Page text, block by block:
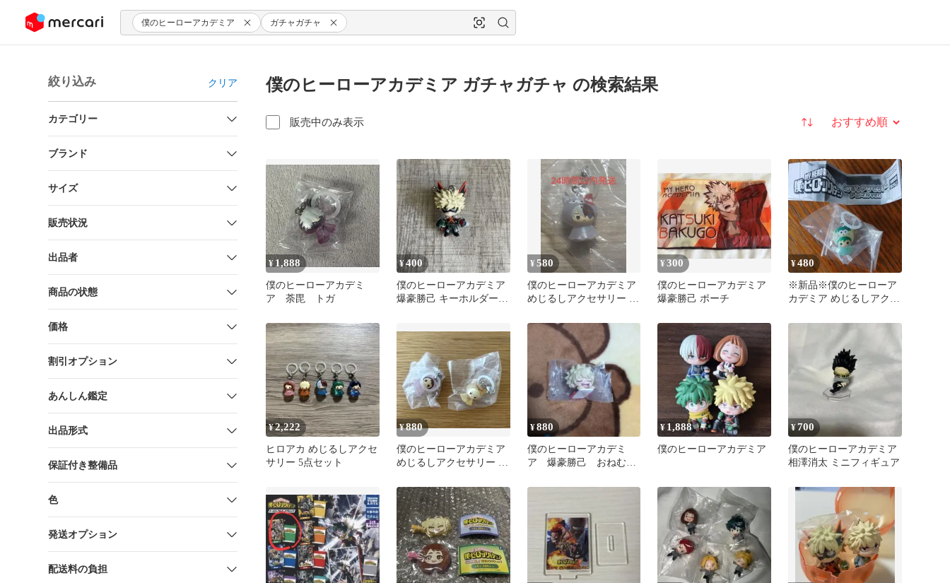
ツにスキップ 僕のヒーローアカデミア ガチャガチャ
絞り込み クリア
カテゴリー
ブランド
サイズ
販売状況
出品者
商品の状態
価格
割引オプション
あんしん鑑定
出品形式
保証付き整備品
色
発送オプション
配送料の負担
僕のヒーローアカデミア ガチャガチャ の検索結果
販売中のみ表示 並び替え
¥1,888
僕のヒーローアカデミ
ア 荼毘 トガ
¥400
僕のヒーローアカデミア
爆豪勝己 キーホルダー
¥580
僕のヒーローアカデミア
めじるしアクセサリー 轟
¥300
僕のヒーローアカデミア
爆豪勝己 ポーチ
¥480
※新品※僕のヒーローア
カデミア めじるしアクセ
出久
¥2,222
ヒロアカ めじるしアクセ
サリー 5点セット
¥880
僕のヒーローアカデミア
めじるしアクセサリー ア
¥880
僕のヒーローアカデミ
ア 爆豪勝己 おねむた
¥ 1,888
僕のヒーローアカデミア
¥700
僕のヒーローアカデミア
相澤消太 ミニフィギュア